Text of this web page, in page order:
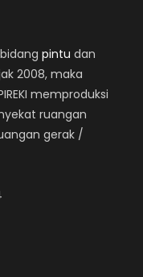
pintu dan
2008, maka
memproduksi
ruangan
gerak /